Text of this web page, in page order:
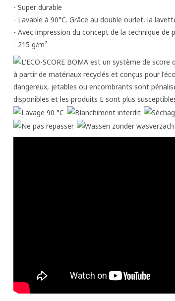
- Super durable
- Lavable à 90°C. Grâce au double ourlet, la
- Avec impression du concept de la technique de
- 215 g/m²